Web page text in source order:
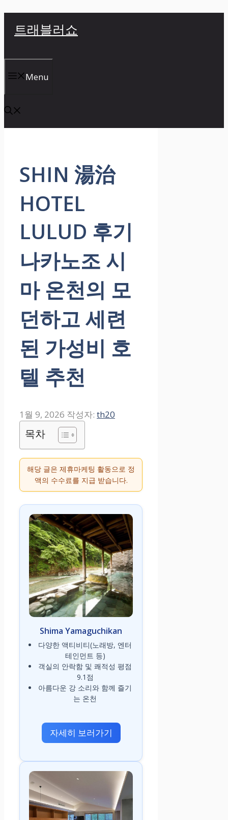
너
뛰
기
트래블러쇼
Menu
SHIN 湯治
HOTEL
LULUD 후기
나카노조 시
마 온천의 모
던하고 세련
된 가성비 호
텔 추천
1월 9, 2026 작성자: th20
목차
해당 글은 제휴마케팅 활동으로 정
액의 수수료를 지급 받습니다.
Shima Yamaguchikan
다양한 액티비티(노래방, 엔터
테인먼트 등)
객실의 안락함 및 쾌적성 평점
9.1점
아름다운 강 소리와 함께 즐기
는 온천
자세히 보러가기